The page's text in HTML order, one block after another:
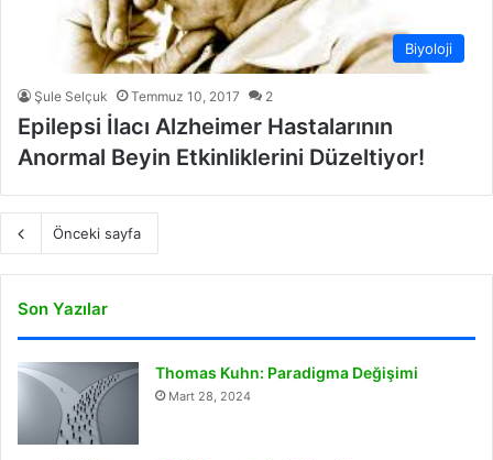
Biyoloji
Şule Selçuk Temmuz 10, 2017 2
Epilepsi İlacı Alzheimer Hastalarının
Anormal Beyin Etkinliklerini Düzeltiyor!
Önceki sayfa
Son Yazılar
Thomas Kuhn: Paradigma Değişimi
Mart 28, 2024